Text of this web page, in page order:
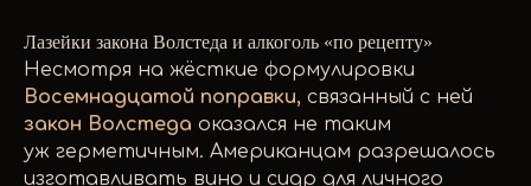
Лазейки закона Волстеда и алкоголь «по рецепту»
Несмотря на жёсткие формулировки
Восемнадцатой поправки, связанный с ней
закон Волстеда оказался не таким
уж герметичным. Американцам разрешалось
изготавливать вино и сидр для личного